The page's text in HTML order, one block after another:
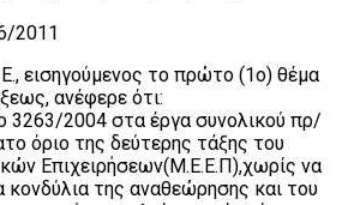
2011
εισηγούμενος το πρώτο (1ο) θέμα
ανέφερε ότι:
3263/2004 στα έργα συνολικού πρ/
όριο της δεύτερης τάξης του
Επιχειρήσεων(Μ.Ε.Ε.Π),χωρίς να
κονδύλια της αναθεώρησης και του